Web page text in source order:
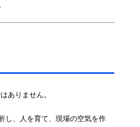
ありません。
し、人を育て、現場の空気を作